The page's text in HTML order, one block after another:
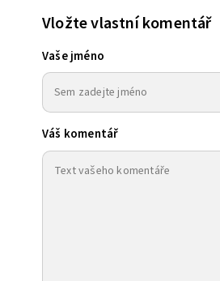
Vložte vlastní komentář
Vaše jméno
Váš komentář